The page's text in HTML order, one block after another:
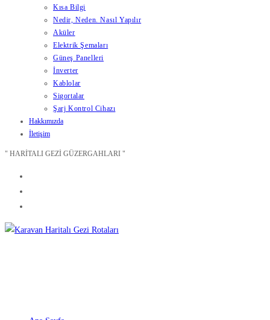
Kısa Bilgi
Nedir, Neden. Nasıl Yapılır
Aküler
Elektrik Şemaları
Güneş Panelleri
İnverter
Kablolar
Sigortalar
Şarj Kontrol Cihazı
Hakkımızda
İletişim
" HARİTALI GEZİ GÜZERGAHLARI "